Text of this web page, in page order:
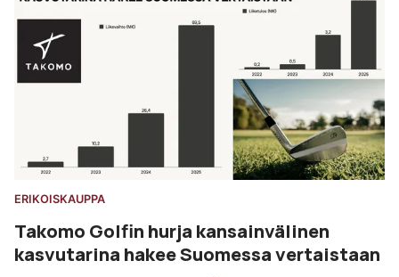
ERIKOISKAUPPA
Takomo Golfin hurja kansainvälinen
kasvutarina hakee Suomessa vertaistaan